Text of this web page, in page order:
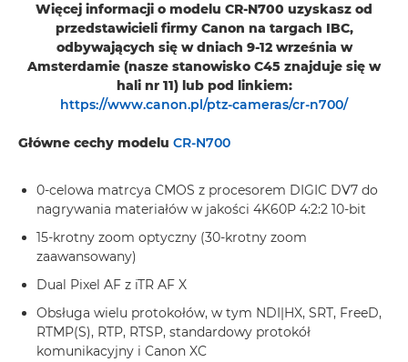
Więcej informacji o modelu CR-N700 uzyskasz od
przedstawicieli firmy Canon na targach IBC,
odbywających się w dniach 9-12 września w
Amsterdamie (nasze stanowisko C45 znajduje się w
hali nr 11) lub pod linkiem:
https://www.canon.pl/ptz-cameras/cr-n700/
Główne cechy modelu CR-N700
0-celowa matrcya CMOS z procesorem DIGIC DV7 do
nagrywania materiałów w jakości 4K60P 4:2:2 10-bit
15-krotny zoom optyczny (30-krotny zoom
zaawansowany)
Dual Pixel AF z iTR AF X
Obsługa wielu protokołów, w tym NDI|HX, SRT, FreeD,
RTMP(S), RTP, RTSP, standardowy protokół
komunikacyjny i Canon XC